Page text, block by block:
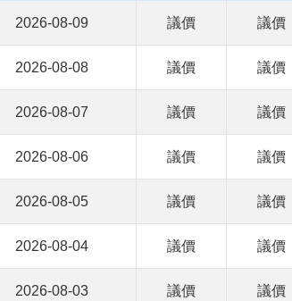
2026-08-09 議價 議價
2026-08-08 議價 議價
2026-08-07 議價 議價
2026-08-06 議價 議價
2026-08-05 議價 議價
2026-08-04 議價 議價
2026-08-03 議價 議價